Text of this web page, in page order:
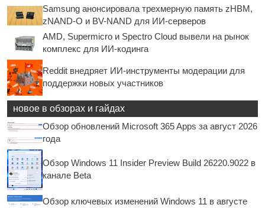
Samsung анонсировала трехмерную память zHBM,
zNAND-O и BV-NAND для ИИ-серверов
AMD, Supermicro и Spectro Cloud вывели на рынок
комплекс для ИИ-кодинга
Reddit внедряет ИИ-инструменты модерации для
поддержки новых участников
новое в обзорах и гайдах
Обзор обновлений Microsoft 365 Apps за август 2026
года
Обзор Windows 11 Insider Preview Build 26220.9022 в
канале Beta
Обзор ключевых изменений Windows 11 в августе